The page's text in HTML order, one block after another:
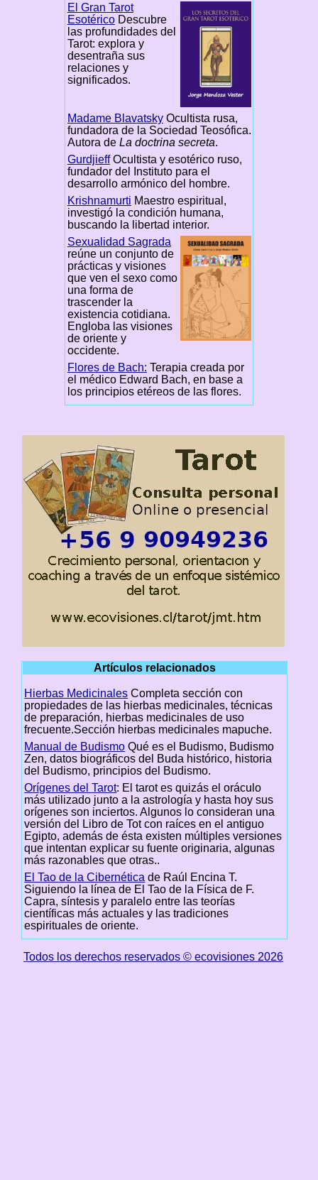
El Gran Tarot
EsotéricoDescubre
las profundidades del
Tarot: explora y
desentraña sus
relaciones y
significados.
Madame BlavatskyOcultista rusa,
fundadora de la Sociedad Teosófica.
Autora de La doctrina secreta.
GurdjieffOcultista y esotérico ruso,
fundador del Instituto para el
desarrollo armónico del hombre.
Krishnamurti Maestro espiritual,
investigó la condición humana,
buscando la libertad interior.
Sexualidad Sagrada
reúne un conjunto de
prácticas y visiones
que ven el sexo como
una forma de
trascender la
existencia cotidiana.
Engloba las visiones
de oriente y
occidente.
Flores de Bach: Terapia creada por
el médico Edward Bach, en base a
los principios etéreos de las flores.
Artículos relacionados
Hierbas Medicinales Completa sección con
propiedades de las hierbas medicinales, técnicas
de preparación, hierbas medicinales de uso
frecuente.Sección hierbas medicinales mapuche.
Manual de Budismo Qué es el Budismo, Budismo
Zen, datos biográficos del Buda histórico, historia
del Budismo, principios del Budismo.
Orígenes del Tarot: El tarot es quizás el oráculo
más utilizado junto a la astrología y hasta hoy sus
orígenes son inciertos. Algunos lo consideran una
versión del Libro de Tot con raíces en el antiguo
Egipto, además de ésta existen múltiples versiones
que intentan explicar su fuente originaria, algunas
más razonables que otras..
El Tao de la Cibernética de Raúl Encina T.
Siguiendo la línea de El Tao de la Física de F.
Capra, síntesis y paralelo entre las teorías
científicas más actuales y las tradiciones
espirituales de oriente.
Todos los derechos reservados © ecovisiones 2026